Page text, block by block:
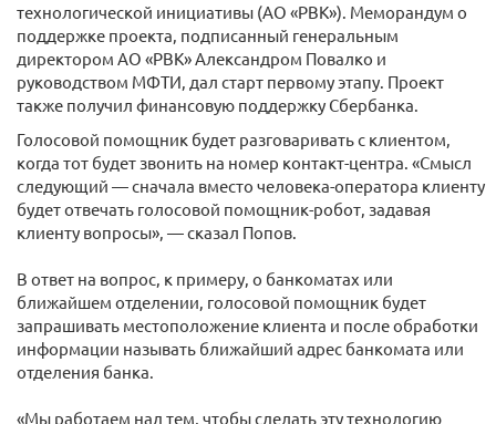
технологической инициативы (АО «РВК»). Меморандум о
поддержке проекта, подписанный генеральным
директором АО «РВК» Александром Повалко и
руководством МФТИ, дал старт первому этапу. Проект
также получил финансовую поддержку Сбербанка.
Голосовой помощник будет разговаривать с клиентом,
когда тот будет звонить на номер контакт-центра. «Смысл
следующий — сначала вместо человека-оператора клиенту
будет отвечать голосовой помощник-робот, задавая
клиенту вопросы», — сказал Попов.
В ответ на вопрос, к примеру, о банкоматах или
ближайшем отделении, голосовой помощник будет
запрашивать местоположение клиента и после обработки
информации называть ближайший адрес банкомата или
отделения банка.
«Мы работаем над тем, чтобы сделать эту технологию